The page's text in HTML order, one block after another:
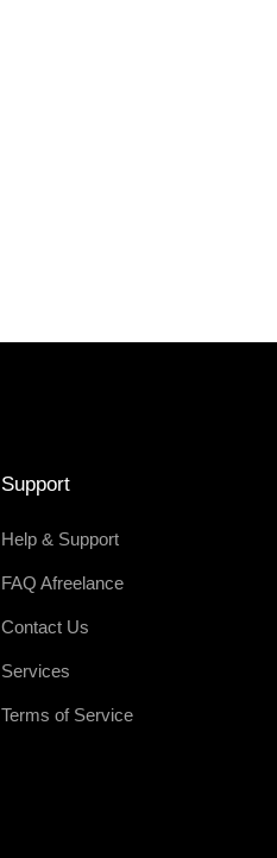
Support
Help & Support
FAQ Afreelance
Contact Us
Services
Terms of Service